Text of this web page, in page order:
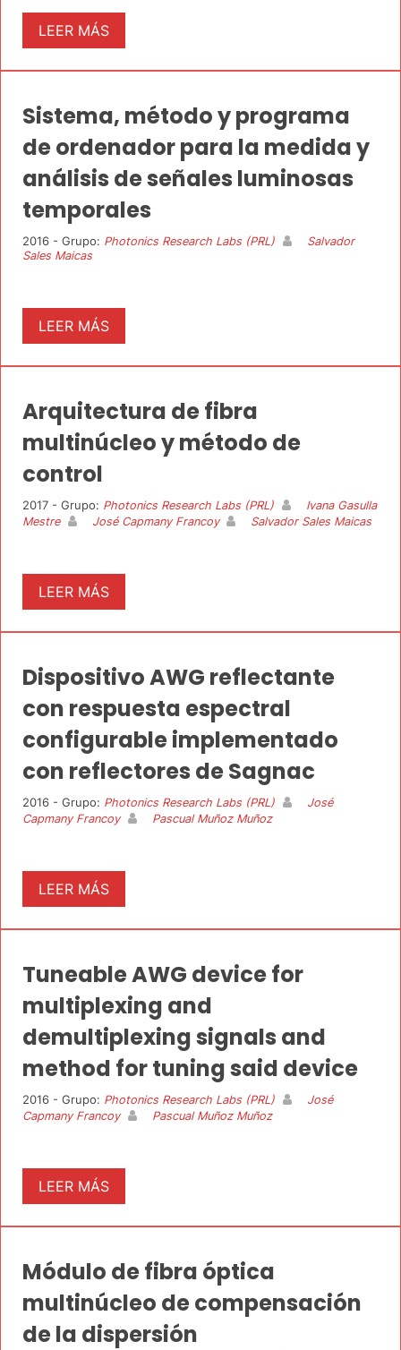
LEER MÁS
Sistema, método y programa
de ordenador para la medida y
análisis de señales luminosas
temporales
2016 - Grupo: Photonics Research Labs (PRL)
Salvador
Sales Maicas
LEER MÁS
Arquitectura de fibra
multinúcleo y método de
control
2017 - Grupo: Photonics Research Labs (PRL)
Ivana Gasulla
Mestre
José Capmany Francoy Salvador Sales Maicas
LEER MÁS
Dispositivo AWG reflectante
con respuesta espectral
configurable implementado
con reflectores de Sagnac
2016 - Grupo: Photonics Research Labs (PRL)
José
Capmany Francoy
Pascual Muñoz Muñoz
LEER MÁS
Tuneable AWG device for
multiplexing and
demultiplexing signals and
method for tuning said device
2016 - Grupo: Photonics Research Labs (PRL)
José
Capmany Francoy
Pascual Muñoz Muñoz
LEER MÁS
Módulo de fibra óptica
multinúcleo de compensación
de la dispersión